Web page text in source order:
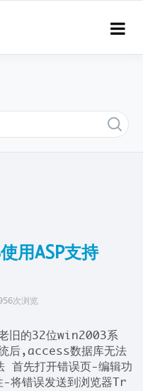
用ASP支持
次浏览
旧的32位win2003系
后,access数据库无法
首先打开错误页-编辑功
将错误发送到浏览器Tr